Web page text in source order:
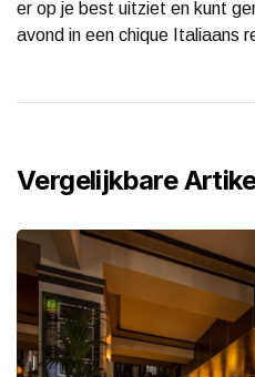
er op je best uitziet en kunt
avond in een chique Italiaans
Vergelijkbare